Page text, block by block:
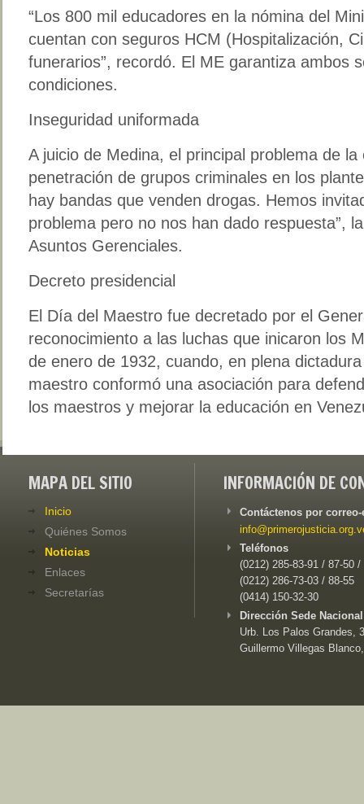
“Los 800 mil educadores en la nómina del
cuentan con seguros HCM (Hospitalización,
funerarios”, recordó. El ME garantiza ambos
condiciones.
Inseguridad uniformada
A juicio de Medina, el principal problema de
penetración de grupos criminales en los
hay bandas que venden drogas. Hemos
problema pero no nos han dado respuesta”,
Asuntos Gerenciales.
Decreto presidencial
El Día del Maestro fue decretado por el
reconocimiento a las luchas que inicaron los
de enero de 1932, cuando, en plena
maestro conformó una asociación para
los maestros y mejorar la educación en
MAPA DEL SITIO
Inicio
Quiénes Somos
Noticias
Enlaces
Secretarías
INFORMACIÓN DE
Contáctenos por
Teléfonos
(0212) 285-83-91 / 87-50 /
(0212) 286-73-03 / 88-55
(0414) 150-32-30
Dirección Sede
Urb. Los Palos Grandes,
Guillermo Villegas